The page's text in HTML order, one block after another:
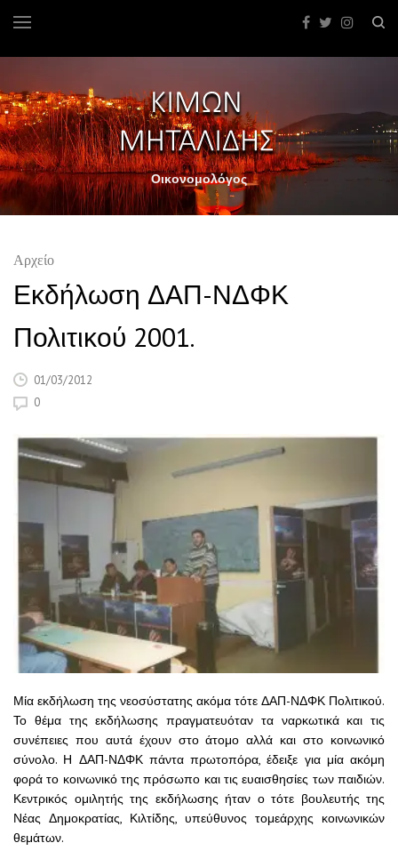
Οικονομολόγος
Αρχείο
Εκδήλωση ΔΑΠ-ΝΔΦΚ
Πολιτικού 2001.
01/03/2012
0
Μία εκδήλωση της νεοσύστατης ακόμα τότε ΔΑΠ-ΝΔΦΚ Πολιτικού.
Το θέμα της εκδήλωσης πραγματευόταν τα ναρκωτικά και τις
συνέπειες που αυτά έχουν στο άτομο αλλά και στο κοινωνικό
σύνολο. Η ΔΑΠ-ΝΔΦΚ πάντα πρωτοπόρα, έδειξε για μία ακόμη
φορά το κοινωνικό της πρόσωπο και τις ευαισθησίες των παιδιών.
Κεντρικός ομιλητής της εκδήλωσης ήταν ο τότε βουλευτής της
Νέας Δημοκρατίας, Κιλτίδης, υπεύθυνος τομεάρχης κοινωνικών
θεμάτων.